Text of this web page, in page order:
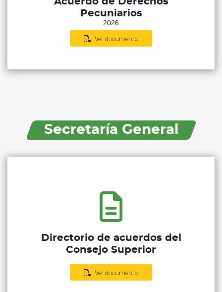
Pecuniarios
2026
Ver documento
Secretaría General
Directorio de acuerdos del
Consejo Superior
Ver documento